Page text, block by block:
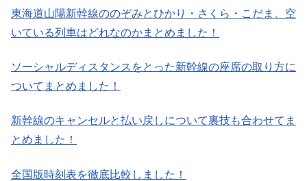
東海道山陽新幹線ののぞみとひかり・さくら・こだま、空
いている列車はどれなのかまとめました！
ソーシャルディスタンスをとった新幹線の座席の取り方に
ついてまとめました！
新幹線のキャンセルと払い戻しについて裏技も合わせてま
とめました！
全国版時刻表を徹底比較しました！